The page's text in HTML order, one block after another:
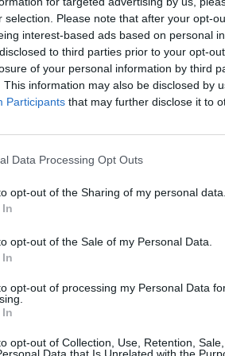
selection. Please note that after your opt-
interest-based ads based on personal
to third parties prior to your opt-
of your personal information by third
This information may also be disclosed by
Participants that may further disclose it to
Data Processing Opt Outs
opt-out of the Sharing of my personal data.
opt-out of the Sale of my Personal Data.
opt-out of processing my Personal Data
opt-out of Collection, Use, Retention,
10/08/2026
ChatGPT: Δωρεάν πρόσβαση σε